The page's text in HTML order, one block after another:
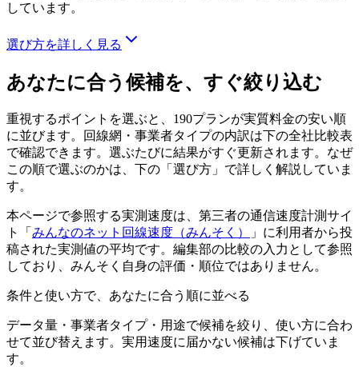
しています。
選び方を詳しく見る
あなたに合う候補を、すぐ絞り込む
重視するポイントを選ぶと、 190プランが実質料金の安い順
に並びます。回線網・事業者タイプの内訳は下の全社比較表
で確認できます。選ぶたびに結果がすぐ更新されます。なぜ
この順で選ぶのかは、下の「選び方」で詳しく解説していま
す。
本ページで参照する実測速度は、第三者の通信速度計測サイ
ト「 みんなのネット回線速度（みんそく）
」に利用者から投
稿された実測値の平均です。編集部の比較の入力として参照
しており、みんそく自身の評価・順位ではありません。
条件と使い方で、あなたに合う順に並べる
データ量・事業者タイプ・用途で候補を絞り、使い方に合わ
せて並び替えます。実用速度に届かない候補は下げていま
す。